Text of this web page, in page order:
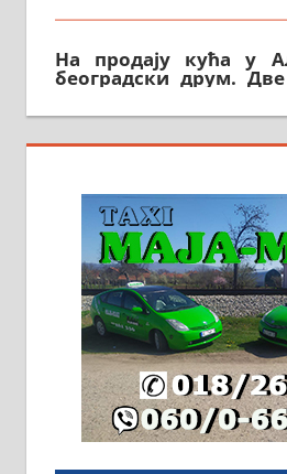
београдски друм.
стамбене целине
2х150м2, две гараже,
грејање на гас и
Издајем комплетно
халу на
плацу површине
064/321-80-51; 063/102-
На продају
незавршена кућа
м2 са плацем од 8
виру у
замена. 064/21-63-584